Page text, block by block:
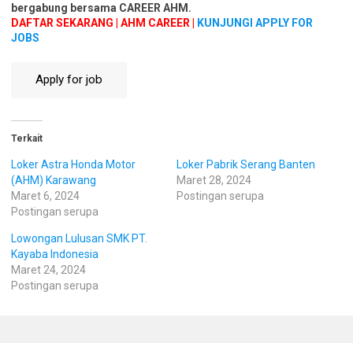
bergabung bersama CAREER AHM.
DAFTAR SEKARANG | AHM CAREER |
KUNJUNGI APPLY FOR
JOBS
Terkait
Loker Astra Honda Motor
(AHM) Karawang
Maret 6, 2024
Postingan serupa
Loker Pabrik Serang Banten
Maret 28, 2024
Postingan serupa
Lowongan Lulusan SMK PT.
Kayaba Indonesia
Maret 24, 2024
Postingan serupa